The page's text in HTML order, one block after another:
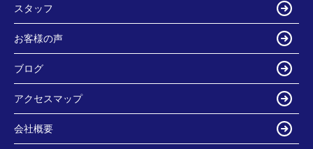
スタッフ
お客様の声
ブログ
アクセスマップ
会社概要